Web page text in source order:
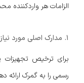
الزامات هر واردکننده
۱. مدارک اصلی مورد نیاز
برای ترخیص تجهیزات
رسمی را به گمرک ارائه